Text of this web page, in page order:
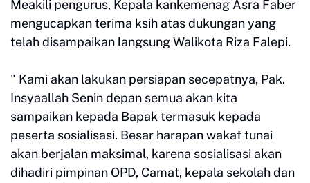
Meakili pengurus, Kepala kankemenag Asra Faber
mengucapkan terima ksih atas dukungan yang
telah disampaikan langsung Walikota Riza Falepi.
" Kami akan lakukan persiapan secepatnya, Pak.
Insyaallah Senin depan semua akan kita
sampaikan kepada Bapak termasuk kepada
peserta sosialisasi. Besar harapan wakaf tunai
akan berjalan maksimal, karena sosialisasi akan
dihadiri pimpinan OPD, Camat, kepala sekolah dan